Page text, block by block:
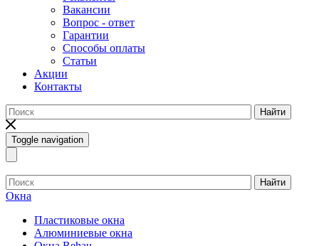
Вакансии
Вопрос - ответ
Гарантии
Способы оплаты
Статьи
Акции
Контакты
Найти
Toggle navigation
Найти
Окна
Пластиковые окна
Алюминиевые окна